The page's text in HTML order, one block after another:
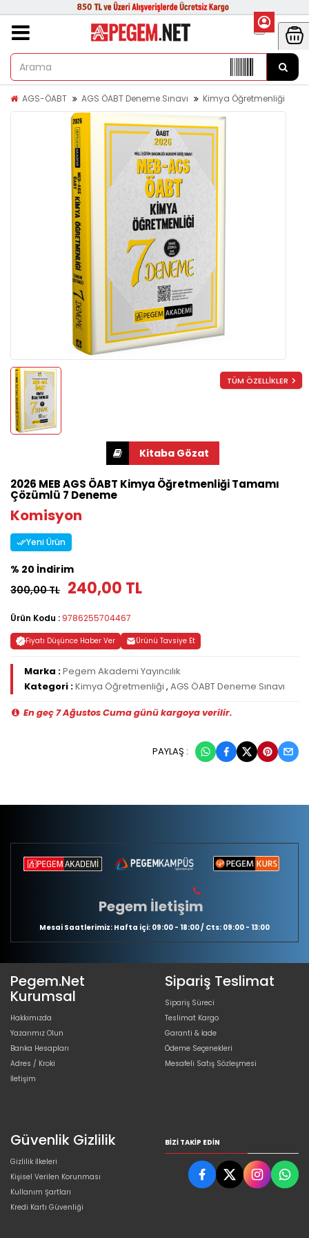
AGS-ÖABT AGS ÖABT Deneme Sınavı Kimya Öğretmenliği
TÜM ÖZELLİKLER
2026 MEB AGS ÖABT Kimya Öğretmenliği Tamamı
Çözümlü 7 Deneme
Komisyon
Yeni Ürün
% 20 İndirim
300,00 TL 240,00 TL
Ürün Kodu : 9786255704467
Fiyatı Düşünce Haber Ver Ürünü Tavsiye Et
Marka :Pegem Akademi Yayıncılık
Kategori :Kimya Öğretmenliği , AGS ÖABT Deneme Sınavı
En geç 7 Ağustos Cuma günü kargoya verilir.
PAYLAŞ :
Pegem İletişim
Mesai Saatlerimiz: Hafta içi: 09:00 - 18:00 / Cts: 09:00 - 13:00
Pegem.Net
Kurumsal
Hakkımızda
Yazarımız Olun
Banka Hesapları
Adres / Kroki
İletişim
Sipariş Teslimat
Sipariş Süreci
Teslimat Kargo
Garanti & İade
Ödeme Seçenekleri
Mesafeli Satış Sözleşmesi
Güvenlik Gizlilik
Gizlilik İlkeleri
Kişisel Verilen Korunması
Kullanım Şartları
Kredi Kartı Güvenliği
BIZI TAKIP EDIN